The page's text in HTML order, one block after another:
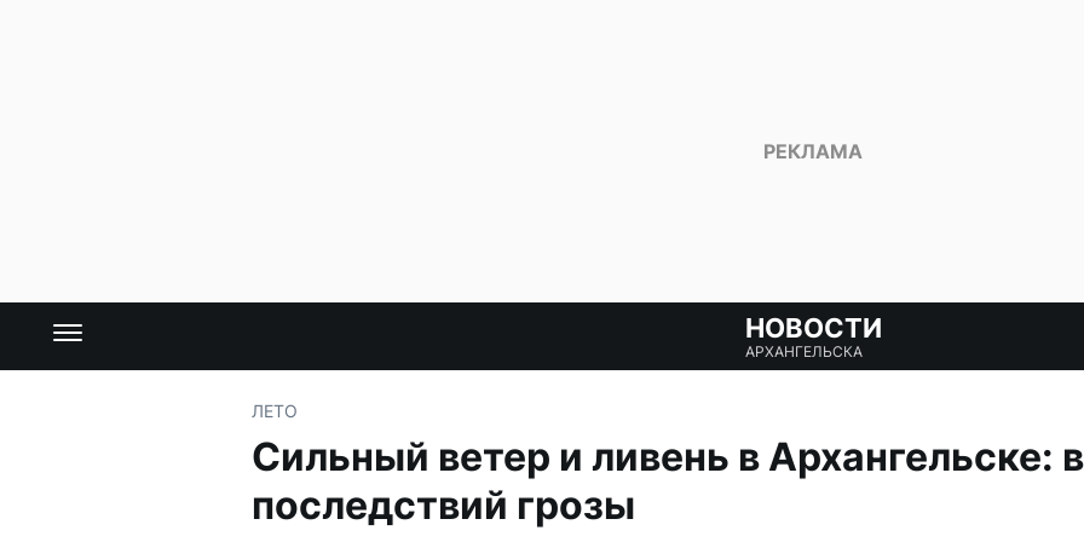
НОВОСТИ
АРХАНГЕЛЬСКА
ЛЕТО
Сильный ветер и ливень в Архангельске:
последствий грозы